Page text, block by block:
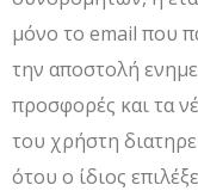
μόνο το email που
την αποστολή
προσφορές και τα
του χρήστη
ότου ο ίδιος